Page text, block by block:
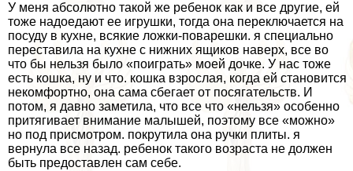
У меня абсолютно такой же ребенок как и все другие, ей
тоже надоедают ее игрушки, тогда она переключается на
посуду в кухне, всякие ложки-поварешки. я специально
переставила на кухне с нижних ящиков наверх, все во
что бы нельзя было «поиграть» моей дочке. У нас тоже
есть кошка, ну и что. кошка взрослая, когда ей становится
некомфортно, она сама сбегает от посягательств. И
потом, я давно заметила, что все что «нельзя» особенно
притягивает внимание малышей, поэтому все «можно»
но под присмотром. покрутила она ручки плиты. я
вернула все назад. ребенок такого возраста не должен
быть предоставлен сам себе.